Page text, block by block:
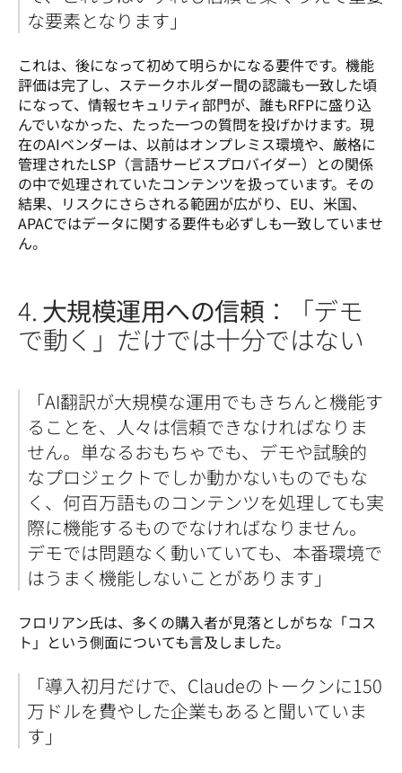
な要素となります」
これは、後になって初めて明らかになる要件です。機能
評価は完了し、ステークホルダー間の認識も一致した頃
になって、情報セキュリティ部門が、誰もRFPに盛り込
んでいなかった、たった一つの質問を投げかけます。現
在のAIベンダーは、以前はオンプレミス環境や、厳格に
管理されたLSP（言語サービスプロバイダー）との関係
の中で処理されていたコンテンツを扱っています。その
結果、リスクにさらされる範囲が広がり、EU、米国、
APACではデータに関する要件も必ずしも一致していませ
ん。
4. 大規模運用への信頼 ：「デモ
で動く」だけでは十分ではない
「AI翻訳が大規模な運用でもきちんと機能す
ることを、人々は信頼できなければなりま
せん。単なるおもちゃでも、デモや試験的
なプロジェクトでしか動かないものでもな
く、何百万語ものコンテンツを処理しても実
際に機能するものでなければなりません。
デモでは問題なく動いていても、本番環境で
はうまく機能しないことがあります」
フロリアン氏は、多くの購入者が見落としがちな「コス
ト」という側面についても言及しました。
「導入初月だけで、Claudeのトークンに150
万ドルを費やした企業もあると聞いていま
す」